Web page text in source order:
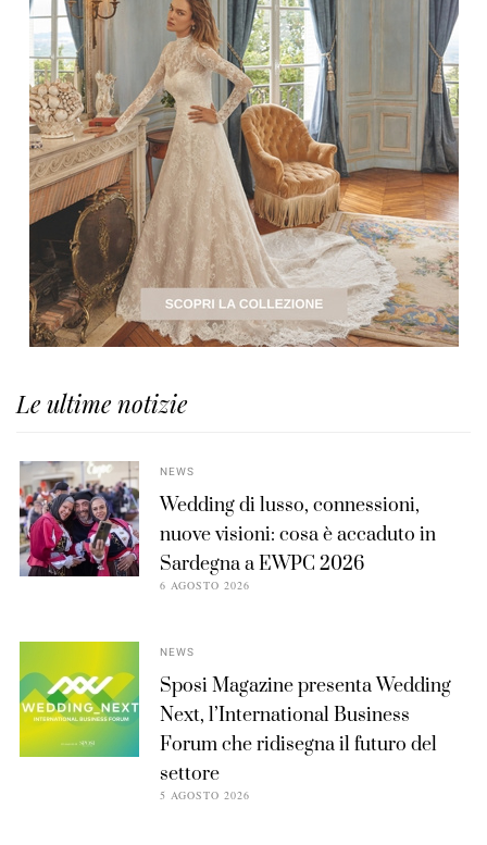
Le ultime notizie
NEWS
Wedding di lusso, connessioni,
nuove visioni: cosa è accaduto in
Sardegna a EWPC 2026
6 AGOSTO 2026
NEWS
Sposi Magazine presenta Wedding
Next, l’International Business
Forum che ridisegna il futuro del
settore
5 AGOSTO 2026